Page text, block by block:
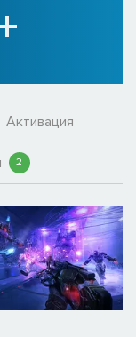
Активация
2